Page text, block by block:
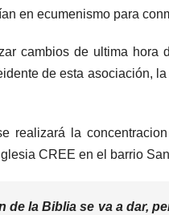
en ecumenismo para
cambios de ultima hora
de esta asociación,
realizará la
CREE en el barrio
de la Biblia se va a dar,